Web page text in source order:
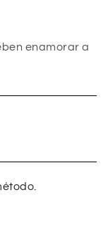
enamorar a